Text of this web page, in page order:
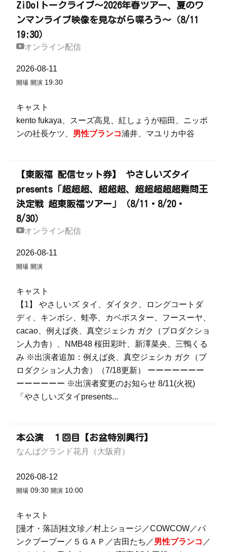
ZiDolトークライブ～2026年春ツアー、夏のワ
ンマンライブ映像を見ながら喋ろう～（8/11
19:30）
オンライン配信
2026-08-11
開場 開演 19:30
キャスト
kento fukaya、スーズ高見、紅しょうが稲田、ニッポ
ンの社長ケツ、 男性ブランコ浦井、マユリカ中谷
【東阪福 配信セット券】 やさしいズタイ
presents「超超超、超超超、超超超超超難問王
決定戦 超東阪福ツアー」（8/11・8/20・
8/30）
オンライン配信
2026-08-11
開場 開演
キャスト
【1】 やさしいズ タイ、ダイタク、ロングコートダ
ディ、キンボシ、蛙亭、カベポスター、フースーヤ、
cacao、例えば炎、真空ジェシカ ガク（プロダクショ
ン人力舎）、NMB48 桜田彩叶、新澤菜央、三鴨くる
み ※出演者追加：例えば炎、真空ジェシカ ガク（プ
ロダクション人力舎）（7/18更新） ーーーーーーー
ーーーーーー ※出演者変更のお知らせ 8/11(火祝)
「やさしいズタイpresents...
本公演 １回目【お盆特別興行】
なんばグランド花月（大阪府）
2026-08-12
開場 09:30 開演 10:00
キャスト
[漫才・落語]桂文珍／村上ショージ／COWCOW／パ
ンクブーブー／５ＧＡＰ／吉田たち／男性ブランコ ／